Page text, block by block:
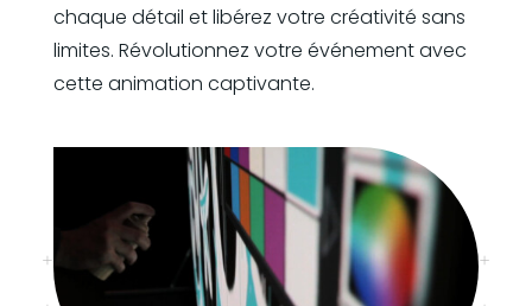
chaque détail et libérez votre créativité sans
limites. Révolutionnez votre événement avec
cette animation captivante.